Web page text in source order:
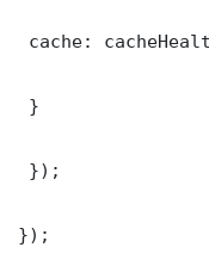
cache:
}
});
});